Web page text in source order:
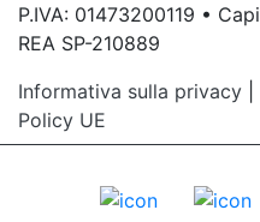
P.IVA: 01473200119 •
REA SP-210889
Informativa sulla privacy
Policy UE